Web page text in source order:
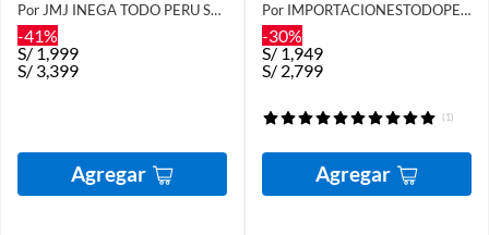
Por JMJ INEGA TODO PERU SAC
-41%
S/ 1,999
S/ 3,399
Agregar
Por IMPORTACIONESTODOPERU
-30%
S/ 1,949
S/ 2,799
(1)
Agregar